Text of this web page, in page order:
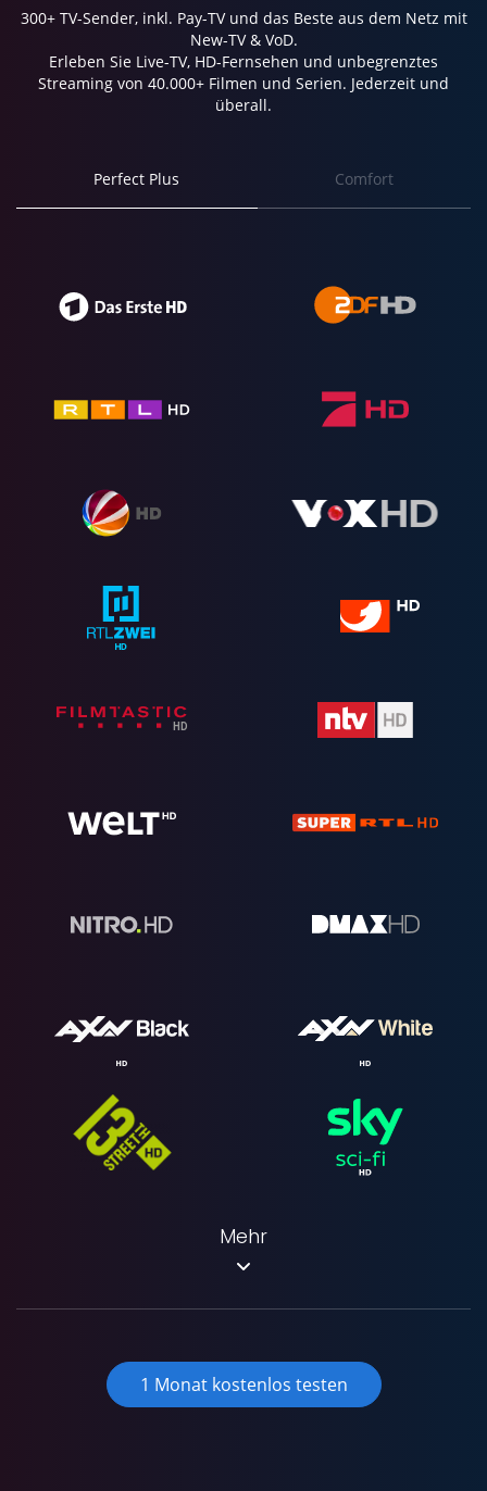
300+ TV-Sender, inkl. Pay-TV und das Beste aus dem Netz mit
New-TV & VoD.
Erleben Sie Live-TV, HD-Fernsehen und unbegrenztes
Streaming von 40.000+ Filmen und Serien. Jederzeit und
überall.
Perfect Plus Comfort
Mehr
1 Monat kostenlos testen